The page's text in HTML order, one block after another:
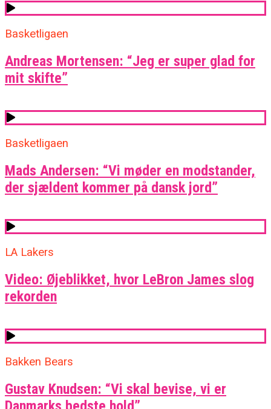
Basketligaen
Andreas Mortensen: “Jeg er super glad for
mit skifte”
Basketligaen
Mads Andersen: “Vi møder en modstander,
der sjældent kommer på dansk jord”
LA Lakers
Video: Øjeblikket, hvor LeBron James slog
rekorden
Bakken Bears
Gustav Knudsen: “Vi skal bevise, vi er